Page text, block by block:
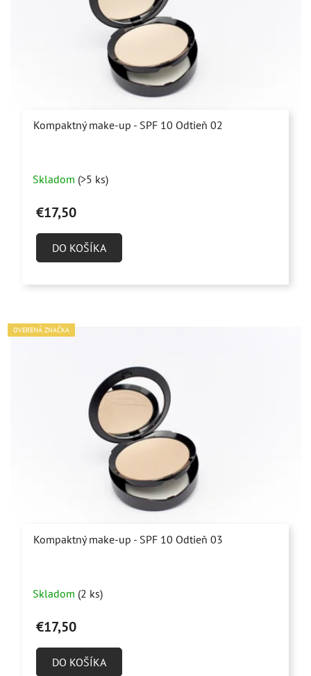
Kompaktný make-up - SPF 10 Odtieň 02
Skladom (>5 ks)
€17,50
DO KOŠÍKA
OVERENÁ ZNAČKA
Kompaktný make-up - SPF 10 Odtieň 03
Skladom (2 ks)
€17,50
DO KOŠÍKA